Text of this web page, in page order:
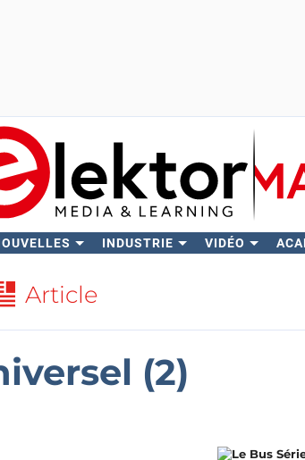
INDUSTRIE VIDÉO
Article
(2)